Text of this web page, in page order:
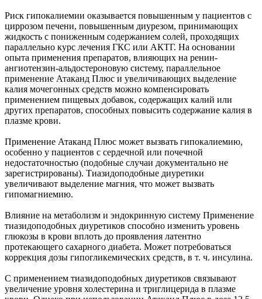
Риск гипокалиемии оказывается повышенным у пациентов с
циррозом печени, повышенным диурезом, принимающих
жидкость с пониженным содержанием солей, проходящих
параллельно курс лечения ГКС или АКТГ. На основании
опыта применения препаратов, влияющих на ренин-
ангиотензин-альдостероновую систему, параллельное
применение Атаканд Плюс и увеличивающих выделение
калия мочегонных средств можно компенсировать
применением пищевых добавок, содержащих калий или
других препаратов, способных повысить содержание калия в
плазме крови.
Применение Атаканд Плюс может вызвать гипокалиемию,
особенно у пациентов с сердечной или почечной
недостаточностью (подобные случаи документально не
зарегистрированы). Тиазидоподобные диуретики
увеличивают выделение магния, что может вызвать
гипомагниемию.
Влияние на метаболизм и эндокринную систему Применение
тиазидоподобных диуретиков способно изменить уровень
глюкозы в крови вплоть до проявления латентно
протекающего сахарного диабета. Может потребоваться
коррекция дозы гипогликемических средств, в т. ч. инсулина.
С применением тиазидоподобных диуретиков связывают
увеличение уровня холестерина и триглицерида в плазме